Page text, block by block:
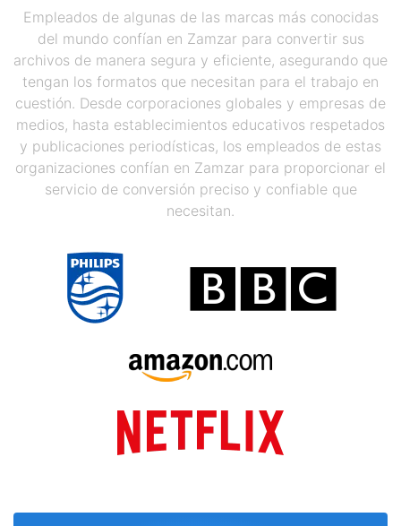
Empleados de algunas de las marcas más conocidas
del mundo confían en Zamzar para convertir sus
archivos de manera segura y eficiente, asegurando que
tengan los formatos que necesitan para el trabajo en
cuestión. Desde corporaciones globales y empresas de
medios, hasta establecimientos educativos respetados
y publicaciones periodísticas, los empleados de estas
organizaciones confían en Zamzar para proporcionar el
servicio de conversión preciso y confiable que
necesitan.